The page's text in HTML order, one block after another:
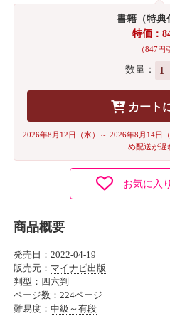
書籍（特典
特価：
（847円
数量：
カート
2026年8月12日（水）～ 2026年8月14日
め配送が遅
お気に入
商品概要
発売日：2022-04-19
販売元： マイナビ出版
判型：四六判
ページ数：224ページ
難易度： 中級～有段